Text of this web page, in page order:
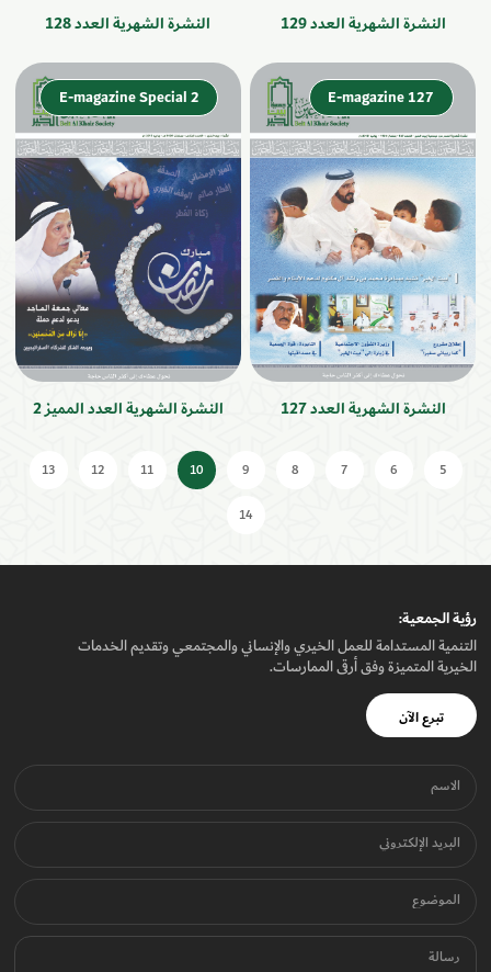
النشرة الشهرية العدد 129 النشرة الشهرية العدد 128
E-magazine 127
النشرة الشهرية العدد 127
E-magazine Special 2
النشرة الشهرية العدد المميز 2
5
6
7
8
9
10
11
12
13
14
رؤيـة الجمعيـة:
التنمية المستدامة للعمل الخيري والإنساني والمجتمعي وتقديم الخدمات
الخيرية المتميزة وفق أرقى الممارسات.
تبرع الآن
الاسم
البريد الإلكتروني
الموضوع
رسالة